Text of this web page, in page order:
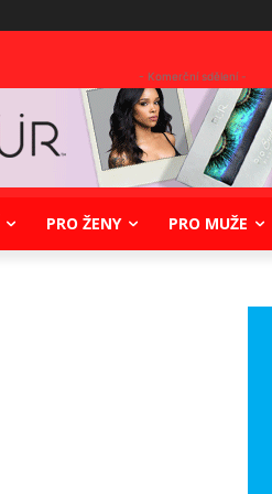
- Komerční sdělení -
PRO ŽENY PRO MUŽE